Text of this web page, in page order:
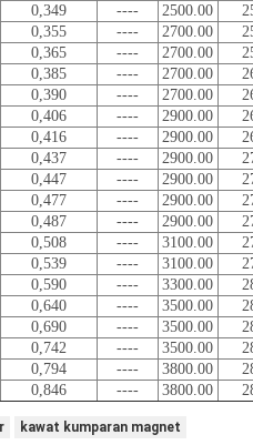
0,349 ---- 2500.00
0,355 ---- 2700.00
0,365 ---- 2700.00
0,385 ---- 2700.00
0,390 ---- 2700.00
0,406 ---- 2900.00
0,416 ---- 2900.00
0,437 ---- 2900.00
0,447 ---- 2900.00
0,477 ---- 2900.00
0,487 ---- 2900.00
0,508 ---- 3100.00
0,539 ---- 3100.00
0,590 ---- 3300.00
0,640 ---- 3500.00
0,690 ---- 3500.00
0,742 ---- 3500.00
0,794 ---- 3800.00
0,846 ---- 3800.00
kawat kumparan magnet